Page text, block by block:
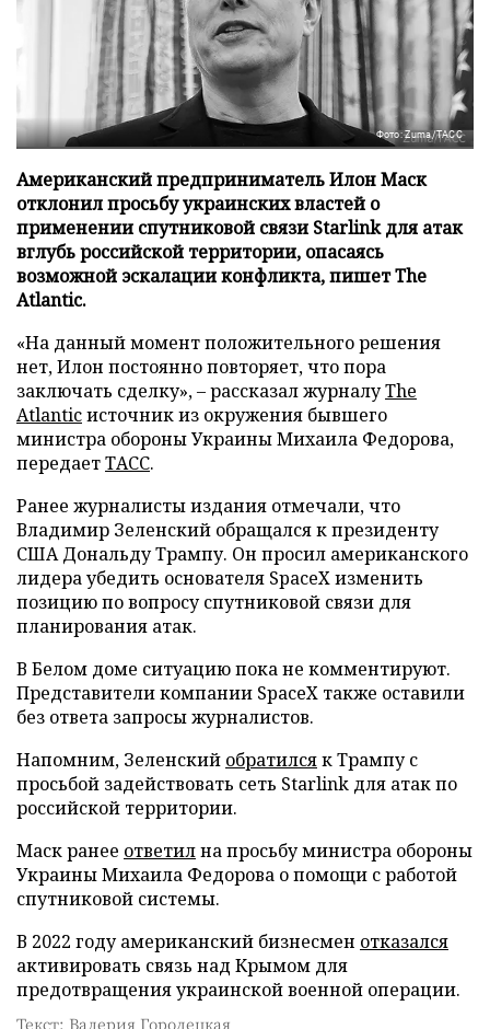
Фото: Zuma/ТАСС
Американский предприниматель Илон Маск
отклонил просьбу украинских властей о
применении спутниковой связи Starlink для атак
вглубь российской территории, опасаясь
возможной эскалации конфликта, пишет The
Atlantic.
«На данный момент положительного решения
нет, Илон постоянно повторяет, что пора
заключать сделку», – рассказал журналуThe
Atlanticисточник из окружения бывшего
министра обороны Украины Михаила Федорова,
передаетТАСС.
Ранее журналисты издания отмечали, что
Владимир Зеленский обращался к президенту
США Дональду Трампу. Он просил американского
лидера убедить основателя SpaceX изменить
позицию по вопросу спутниковой связи для
планирования атак.
В Белом доме ситуацию пока не комментируют.
Представители компании SpaceX также оставили
без ответа запросы журналистов.
Напомним, Зеленский обратилсяк Трампу с
просьбой задействовать сеть Starlink для атак по
российской территории.
Маск ранее ответилна просьбу министра обороны
Украины Михаила Федорова о помощи с работой
спутниковой системы.
В 2022 году американский бизнесмен отказался
активировать связь над Крымом для
предотвращения украинской военной операции.
Текст: Валерия Городецкая